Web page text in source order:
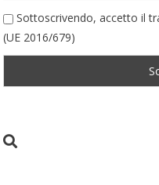
Sottoscrivendo, accetto il
(UE 2016/679)